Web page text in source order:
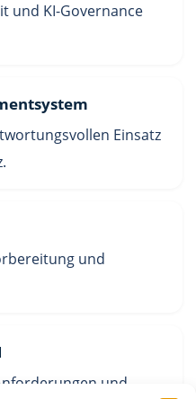
und KI-Governance
Einsatz
und
und